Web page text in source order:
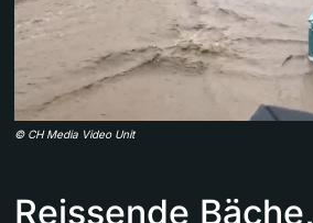
© CH Media Video Unit
Reissende Bäche,